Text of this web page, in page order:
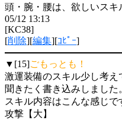
頭・腕・腰は、欲しいスキ
05/12 13:13
[KC38]
[削除][編集][ｺﾋﾟｰ]
▼[15]ごもっとも！
激運装備のスキル少し考
聞きたく書き込みしました
スキル内容はこんな感じで
攻撃【大】